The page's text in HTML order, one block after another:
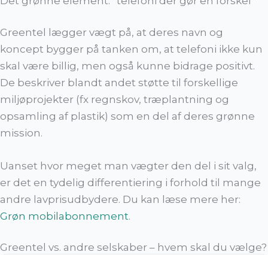
Greentel lægger vægt på, at deres navn og
koncept bygger på tanken om, at telefoni ikke kun
skal være billig, men også kunne bidrage positivt.
De beskriver blandt andet støtte til forskellige
miljøprojekter (fx regnskov, træplantning og
opsamling af plastik) som en del af deres grønne
mission.
Uanset hvor meget man vægter den del i sit valg,
er det en tydelig differentiering i forhold til mange
andre lavprisudbydere. Du kan læse mere her:
Grøn mobilabonnement.
Greentel vs. andre selskaber – hvem skal du vælge?